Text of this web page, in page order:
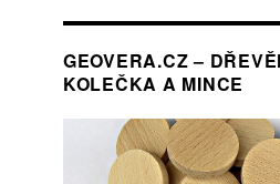
GEOVERA.CZ –
KOLEČKA A MINCE